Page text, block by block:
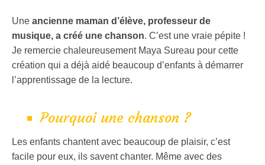
Une ancienne maman d’élève, professeur de
musique, a créé une chanson. C’est une vraie pépite !
Je remercie chaleureusement Maya Sureau pour cette
création qui a déjà aidé beaucoup d’enfants à démarrer
l’apprentissage de la lecture.
Pourquoi une chanson ?
Les enfants chantent avec beaucoup de plaisir, c’est
facile pour eux, ils savent chanter. Même avec des